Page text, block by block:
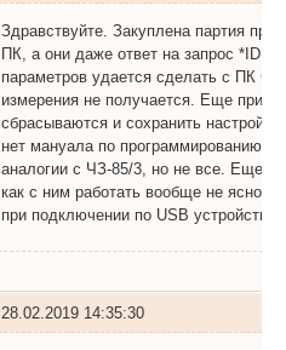
Здравствуйте. Закуплена партия
ПК, а они даже ответ на запрос
параметров удается сделать с ПК
измерения не получается. Еще при
сбрасываются и сохранить
нет мануала по программированию
аналогии с ЧЗ-85/3, но не все. Еще
как с ним работать вообще не ясно,
при подключении по USB устройство
28.02.2019 14:35:30